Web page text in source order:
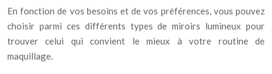
En fonction de vos besoins et de vos préférences, vous pouvez
choisir parmi ces différents types de miroirs lumineux pour
trouver celui qui convient le mieux à votre routine de
maquillage.